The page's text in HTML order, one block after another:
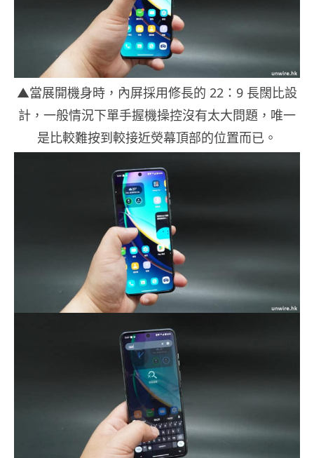
▲當展開機身時，內屏採用修長的 22：9 長闊比設
計，一般情況下單手握機操控沒有太大問題，唯一
是比較難按到較接近熒幕頂部的位置而已。